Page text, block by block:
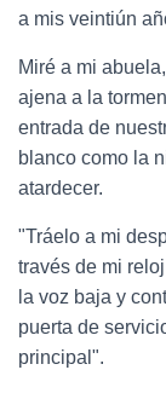
a mis veintiún
Miré a mi
ajena a la
entrada de
blanco como la
atardecer.
"Tráelo a mi
través de mi
la voz baja y
puerta de
principal".